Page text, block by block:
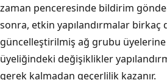
zaman penceresinde bildirim
sonra, etkin yapılandırmalar birkaç
güncelleştirilmiş ağ grubu üyelerine
üyeliğindeki değişiklikler
gerek kalmadan geçerlilik kazanır.